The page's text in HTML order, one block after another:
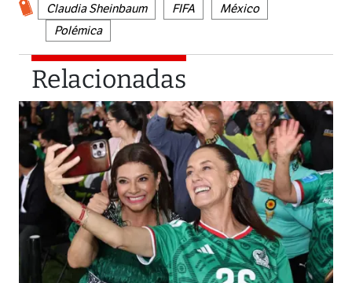
Claudia Sheinbaum FIFA
México
Polémica
Relacionadas